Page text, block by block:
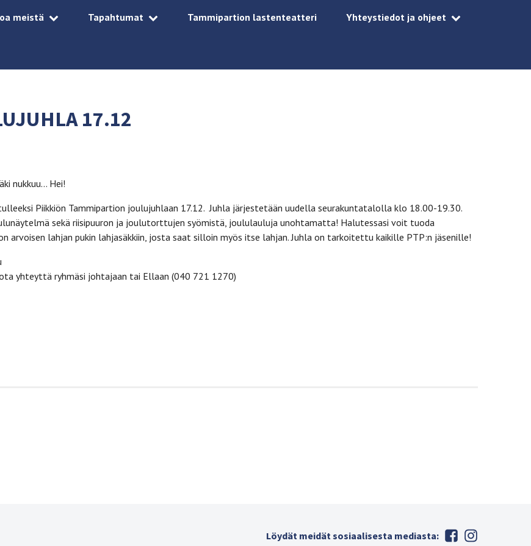
meistä Tapahtumat Tammipartion lastenteatteri Yhteystiedot ja ohjeet
17.12
nukkuu… Hei!
Piikkiön Tammipartion joulujuhlaan 17.12. Juhla järjestetään uudella seurakuntatalolla klo 18.00-19.30.
sekä riisipuuron ja joulutorttujen syömistä, joululauluja unohtamatta! Halutessasi voit tuoda
arvoisen lahjan pukin lahjasäkkiin, josta saat silloin myös itse lahjan. Juhla on tarkoitettu kaikille PTP:n jäsenille!
yhteyttä ryhmäsi johtajaan tai Ellaan (040 721 1270)
Löydät meidät sosiaalisesta mediasta: